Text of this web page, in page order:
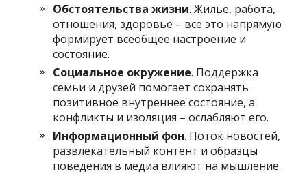
Обстоятельства жизни. Жильё, работа,
отношения, здоровье – всё это напрямую
формирует всёобщее настроение и
состояние.
Социальное окружение. Поддержка
семьи и друзей помогает сохранять
позитивное внутреннее состояние, а
конфликты и изоляция – ослабляют его.
Информационный фон. Поток новостей,
развлекательный контент и образцы
поведения в медиа влияют на мышление.